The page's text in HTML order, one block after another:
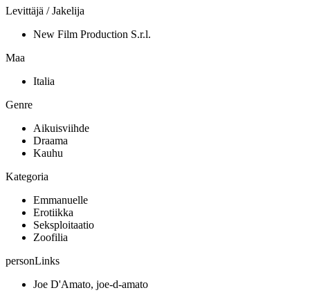
Levittäjä / Jakelija
New Film Production S.r.l.
Maa
Italia
Genre
Aikuisviihde
Draama
Kauhu
Kategoria
Emmanuelle
Erotiikka
Seksploitaatio
Zoofilia
personLinks
Joe D'Amato, joe-d-amato